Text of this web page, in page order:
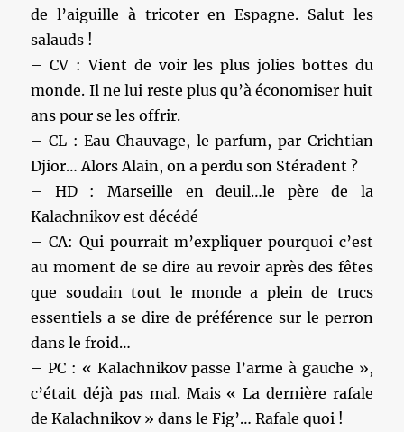
de l’aiguille à tricoter en Espagne. Salut les
salauds !
– CV : Vient de voir les plus jolies bottes du
monde. Il ne lui reste plus qu’à économiser huit
ans pour se les offrir.
– CL : Eau Chauvage, le parfum, par Crichtian
Djior… Alors Alain, on a perdu son Stéradent ?
– HD : Marseille en deuil…le père de la
Kalachnikov est décédé
– CA: Qui pourrait m’expliquer pourquoi c’est
au moment de se dire au revoir après des fêtes
que soudain tout le monde a plein de trucs
essentiels a se dire de préférence sur le perron
dans le froid…
– PC : « Kalachnikov passe l’arme à gauche »,
c’était déjà pas mal. Mais « La dernière rafale
de Kalachnikov » dans le Fig’… Rafale quoi !